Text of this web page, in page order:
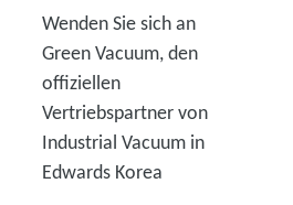
Wenden Sie sich an
Green Vacuum, den
offiziellen
Vertriebspartner von
Industrial Vacuum in
Edwards Korea